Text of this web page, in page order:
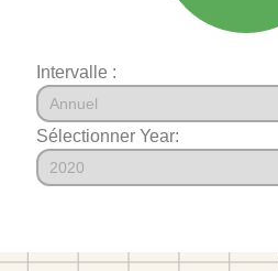
Intervalle :
Sélectionner Year: